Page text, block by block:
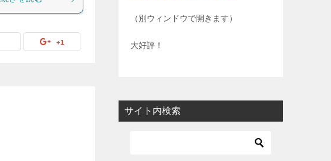
+1
（別ウィンドウで開きます）
大好評！
サイト内検索